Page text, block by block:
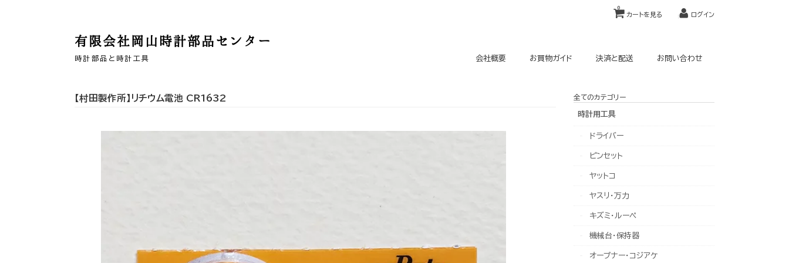
有限会社岡山時計部品センター
時計部品と時計工具
カートを見る
0
ログイン
会社概要 お買物ガイド 決済と配送 お問い合わせ
【村田製作所】リチウム電池 CR1632 全てのカテゴリー
時計用工具
ドライバー
ピンセット
ヤットコ
ヤスリ・万力
キズミ・ルーペ
機械台・保持器
オープナー・コジアケ